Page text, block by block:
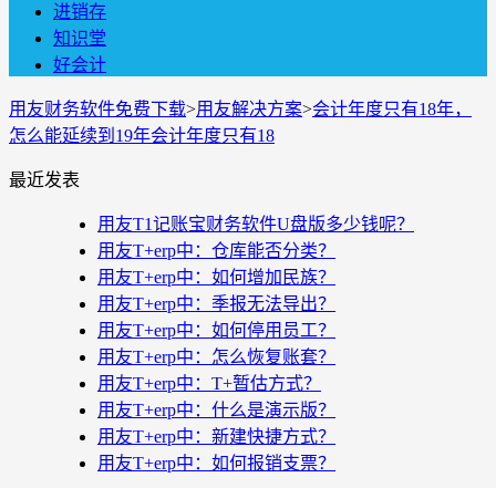
进销存
知识堂
好会计
用友财务软件免费下载>用友解决方案>会计年度只有18年，
怎么能延续到19年会计年度只有18
最近发表
用友T1记账宝财务软件U盘版多少钱呢？
用友T+erp中：仓库能否分类？
用友T+erp中：如何增加民族？
用友T+erp中：季报无法导出？
用友T+erp中：如何停用员工？
用友T+erp中：怎么恢复账套？
用友T+erp中：T+暂估方式？
用友T+erp中：什么是演示版？
用友T+erp中：新建快捷方式？
用友T+erp中：如何报销支票？